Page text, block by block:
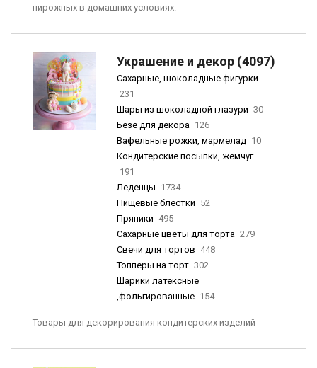
пирожных в домашних условиях.
Украшение и декор (4097)
Сахарные, шоколадные фигурки
231
Шары из шоколадной глазури 30
Безе для декора 126
Вафельные рожки, мармелад 10
Кондитерские посыпки, жемчуг
191
Леденцы 1734
Пищевые блестки 52
Пряники 495
Сахарные цветы для торта 279
Свечи для тортов 448
Топперы на торт 302
Шарики латексные
,фольгированные 154
Товары для декорирования кондитерских изделий